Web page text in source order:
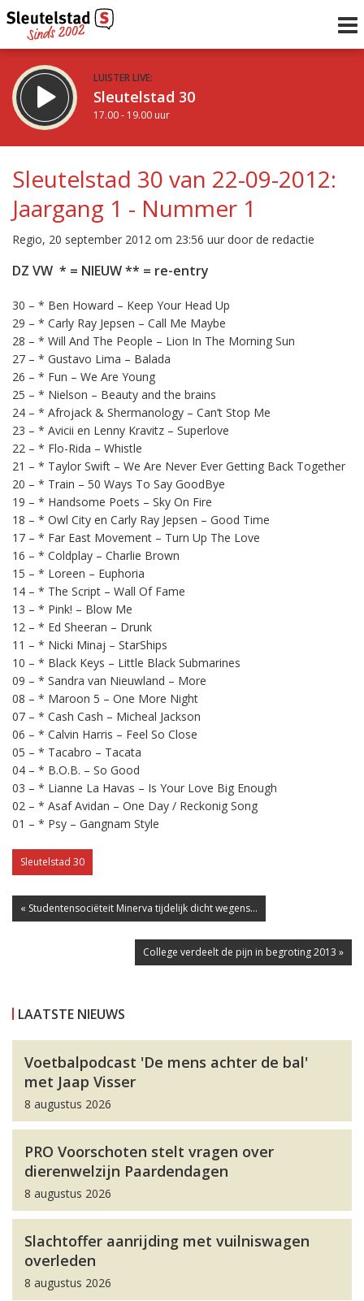
LUISTER LIVE:
Sleutelstad 30
17.00 - 19.00 uur
De avond van Sleutelstad
19.00 - 0.00 uur
Vorig uur
uur 1 van 0
Inklappen
Sleutelstad 30 van 22-09-2012:
Jaargang 1 - Nummer 1
Regio, 20 september 2012 om 23:56 uur door de redactie
DZ VW * = NIEUW ** = re-entry
30 – * Ben Howard – Keep Your Head Up
29 – * Carly Ray Jepsen – Call Me Maybe
28 – * Will And The People – Lion In The Morning Sun
27 – * Gustavo Lima – Balada
26 – * Fun – We Are Young
25 – * Nielson – Beauty and the brains
24 – * Afrojack & Shermanology – Can’t Stop Me
23 – * Avicii en Lenny Kravitz – Superlove
22 – * Flo-Rida – Whistle
21 – * Taylor Swift – We Are Never Ever Getting Back Together
20 – * Train – 50 Ways To Say GoodBye
19 – * Handsome Poets – Sky On Fire
18 – * Owl City en Carly Ray Jepsen – Good Time
17 – * Far East Movement – Turn Up The Love
16 – * Coldplay – Charlie Brown
15 – * Loreen – Euphoria
14 – * The Script – Wall Of Fame
13 – * Pink! – Blow Me
12 – * Ed Sheeran – Drunk
11 – * Nicki Minaj – StarShips
10 – * Black Keys – Little Black Submarines
09 – * Sandra van Nieuwland – More
08 – * Maroon 5 – One More Night
07 – * Cash Cash – Micheal Jackson
06 – * Calvin Harris – Feel So Close
05 – * Tacabro – Tacata
04 – * B.O.B. – So Good
03 – * Lianne La Havas – Is Your Love Big Enough
02 – * Asaf Avidan – One Day / Reckonig Song
01 – * Psy – Gangnam Style
Sleutelstad 30
« Studentensociëteit Minerva tijdelijk dicht wegens...
College verdeelt de pijn in begroting 2013 »
LAATSTE NIEUWS
Voetbalpodcast 'De mens achter de bal'
met Jaap Visser
8 augustus 2026
PRO Voorschoten stelt vragen over
dierenwelzijn Paardendagen
8 augustus 2026
Slachtoffer aanrijding met vuilniswagen
overleden
8 augustus 2026